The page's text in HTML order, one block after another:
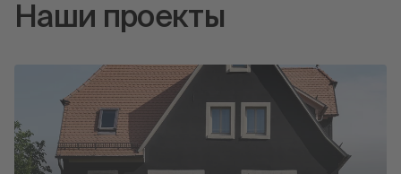
Наши проекты